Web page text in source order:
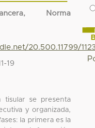
Norma
20.500.11799/
19
tisular se presenta
y organizada,
la primera es la